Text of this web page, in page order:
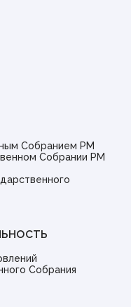
Собранием РМ
Собрании РМ
Собрания